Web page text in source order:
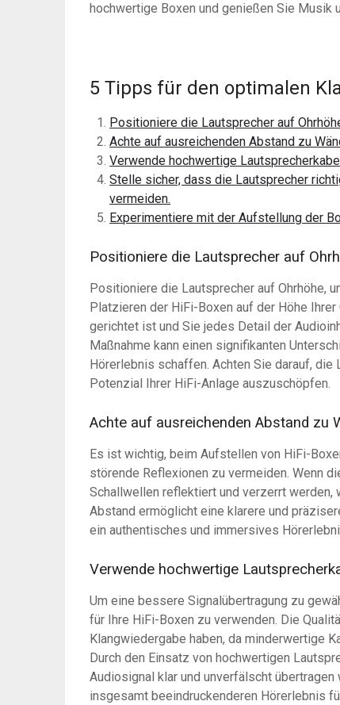
hochwertige Boxen und genießen Sie Musik
5 Tipps für den optimalen
Positioniere die Lautsprecher auf
Achte auf ausreichenden Abstand zu
Verwende hochwertige
Stelle sicher, dass die Lautsprecher
vermeiden.
Experimentiere mit der Aufstellung der
Positioniere die Lautsprecher auf
Positioniere die Lautsprecher auf Ohrhöhe,
Platzieren der HiFi-Boxen auf der Höhe
gerichtet ist und Sie jedes Detail der
Maßnahme kann einen signifikanten
Hörerlebnis schaffen. Achten Sie darauf,
Potenzial Ihrer HiFi-Anlage auszuschöpfen.
Achte auf ausreichenden Abstand zu
Es ist wichtig, beim Aufstellen von HiFi-
störende Reflexionen zu vermeiden. Wenn
Schallwellen reflektiert und verzerrt werden,
Abstand ermöglicht eine klarere und
ein authentisches und immersives
Verwende hochwertige
Um eine bessere Signalübertragung zu
für Ihre HiFi-Boxen zu verwenden. Die
Klangwiedergabe haben, da minderwertige
Durch den Einsatz von hochwertigen
Audiosignal klar und unverfälscht
insgesamt beeindruckenderen Hörerlebnis